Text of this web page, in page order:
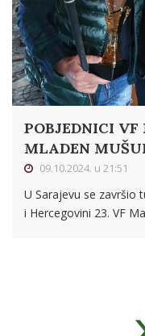
POBJEDNICI VF
MLADEN
09.10.2024. u 21:51
U Sarajevu se završio
i Hercegovini 23. VF